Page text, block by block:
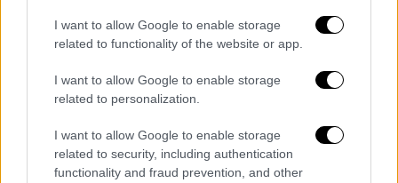
I want to allow Google to enable storage
related to functionality of the website or app.
I want to allow Google to enable storage
related to personalization.
I want to allow Google to enable storage
related to security, including authentication
functionality and fraud prevention, and other
Δείτε εδώ ποιο είναι το σχέδιο του Μιχάλη
Χρυσοχοΐδη για τα Εξάρχεια
Διαβάστε ακόμη
Δημιούργησαν με AI νέους ιούς μέσα σε
λίγες ώρες - Γιατί προβληματίζονται οι
επιστήμονες